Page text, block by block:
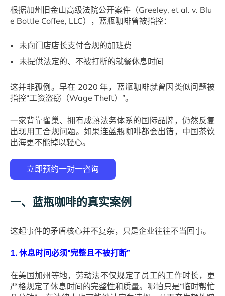
根据加州旧金山高级法院公开案件（Greeley, et al. v. Blu
e Bottle Coffee, LLC），蓝瓶咖啡曾被指控：
未向门店店长支付合规的加班费
未提供法定的、不被打断的就餐休息时间
这并非孤例。早在 2020 年，蓝瓶咖啡就曾因类似问题被
指控“工资盗窃（Wage Theft）”。
一家背靠雀巢、拥有成熟法务体系的国际品牌，仍然反复
出现用工合规问题。如果连蓝瓶咖啡都会出错，中国茶饮
出海更不能掉以轻心。
一、蓝瓶咖啡的真实案例
这起事件的矛盾核心并不复杂，只是企业往往不当回事。
1. 休息时间必须“完整且不被打断”
在美国加州等地，劳动法不仅规定了员工的工作时长，更
严格规定了休息时间的完整性和质量。哪怕只是“临时帮忙